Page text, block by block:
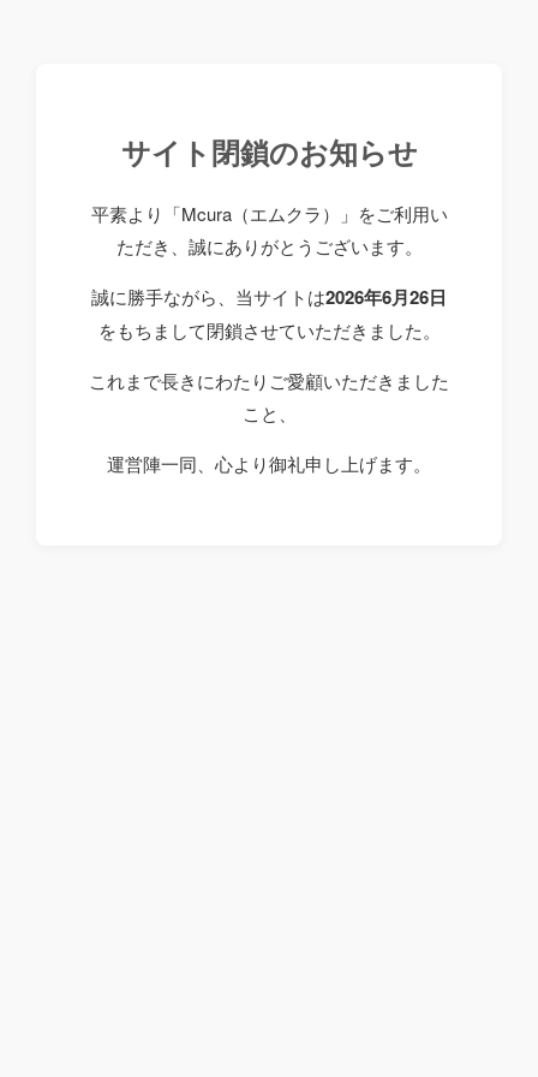
サイト閉鎖のお知らせ
平素より「Mcura（エムクラ）」をご利用い
ただき、誠にありがとうございます。
誠に勝手ながら、当サイトは2026年6月26日
をもちまして閉鎖させていただきました。
これまで長きにわたりご愛顧いただきました
こと、
運営陣一同、心より御礼申し上げます。